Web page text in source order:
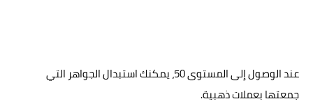
عند الوصول إلى المستوى 50، يمكنك استبدال الجواهر التي
جمعتها بعملات ذهبية.